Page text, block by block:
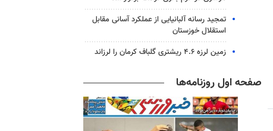
تمجید رسانه آلبانیایی از عملکرد آسانی مقابل
استقلال خوزستان
زمین لرزه ۴.۶ ریشتری گلباف کرمان را لرزاند
صفحه اول روزنامه‌ها